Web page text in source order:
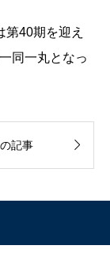
40期を迎え
同一丸となっ
記事 